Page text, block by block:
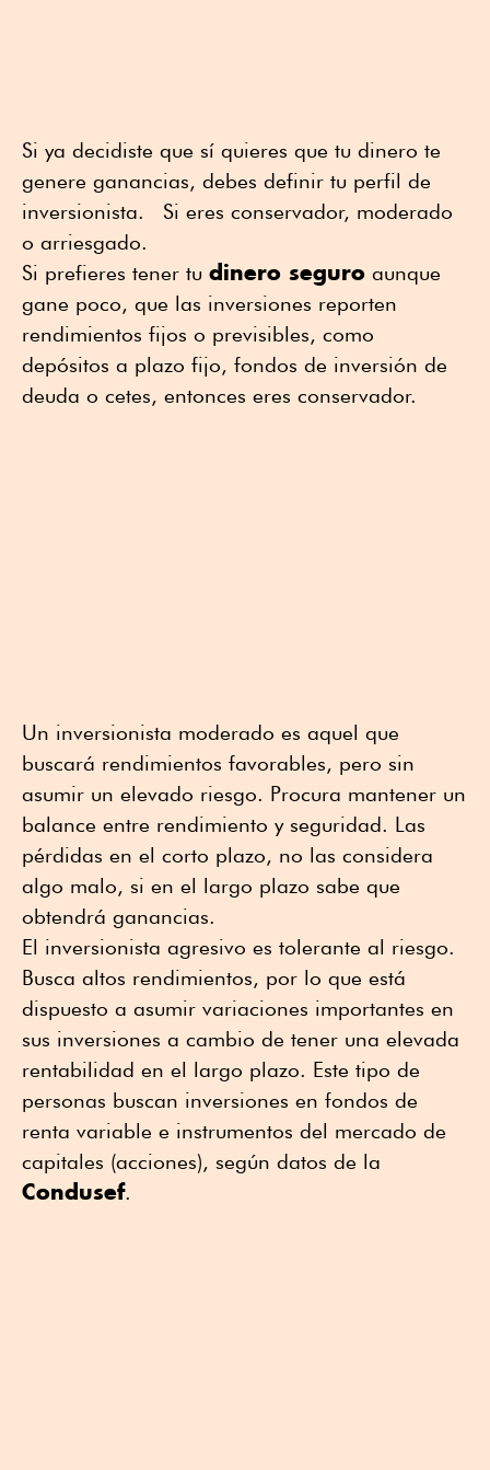
Si ya decidiste que sí quieres que tu dinero te
genere ganancias, debes definir tu perfil de
inversionista. Si eres conservador, moderado
o arriesgado.
Si prefieres tener tu dinero seguro aunque
gane poco, que las inversiones reporten
rendimientos fijos o previsibles, como
depósitos a plazo fijo, fondos de inversión de
deuda o cetes, entonces eres conservador.
Un inversionista moderado es aquel que
buscará rendimientos favorables, pero sin
asumir un elevado riesgo. Procura mantener un
balance entre rendimiento y seguridad. Las
pérdidas en el corto plazo, no las considera
algo malo, si en el largo plazo sabe que
obtendrá ganancias.
El inversionista agresivo es tolerante al riesgo.
Busca altos rendimientos, por lo que está
dispuesto a asumir variaciones importantes en
sus inversiones a cambio de tener una elevada
rentabilidad en el largo plazo. Este tipo de
personas buscan inversiones en fondos de
renta variable e instrumentos del mercado de
capitales (acciones), según datos de la
Condusef.